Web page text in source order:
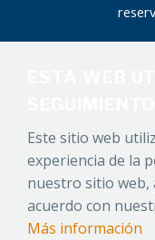
Este sitio web
experiencia de la
nuestro sitio web,
acuerdo con
Más información